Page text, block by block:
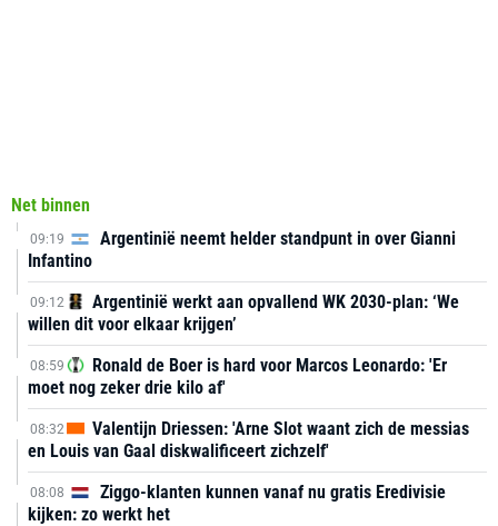
Net binnen
09:19
Argentinië neemt helder standpunt in over Gianni
Infantino
09:12
Argentinië werkt aan opvallend WK 2030-plan: ‘We
willen dit voor elkaar krijgen’
08:59
Ronald de Boer is hard voor Marcos Leonardo: 'Er
moet nog zeker drie kilo af'
08:32
Valentijn Driessen: 'Arne Slot waant zich de messias
en Louis van Gaal diskwalificeert zichzelf'
08:08
Ziggo-klanten kunnen vanaf nu gratis Eredivisie
kijken: zo werkt het